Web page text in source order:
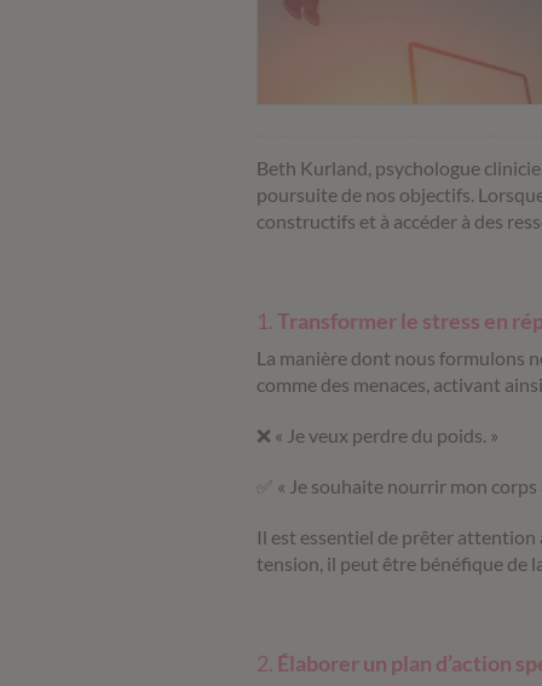
Beth Kurland, psychologue
poursuite de nos objectifs.
constructifs et à accéder à des
1.Transformer le stress en
La manière dont nous formulons
comme des menaces, activant
❌ « Je veux perdre du poids. »
✅ « Je souhaite nourrir mon corps
Il est essentiel de prêter attention
tension, il peut être bénéfique de
2. Élaborer un plan d’action